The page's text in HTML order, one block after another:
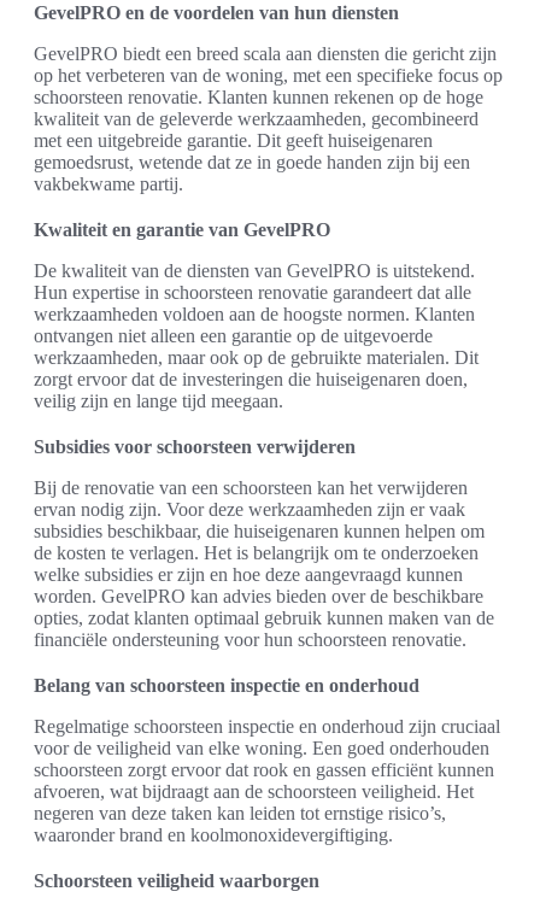
GevelPRO en de voordelen van hun diensten
GevelPRO biedt een breed scala aan diensten die gericht zijn
op het verbeteren van de woning, met een specifieke focus op
schoorsteen renovatie. Klanten kunnen rekenen op de hoge
kwaliteit van de geleverde werkzaamheden, gecombineerd
met een uitgebreide garantie. Dit geeft huiseigenaren
gemoedsrust, wetende dat ze in goede handen zijn bij een
vakbekwame partij.
Kwaliteit en garantie van GevelPRO
De kwaliteit van de diensten van GevelPRO is uitstekend.
Hun expertise in schoorsteen renovatie garandeert dat alle
werkzaamheden voldoen aan de hoogste normen. Klanten
ontvangen niet alleen een garantie op de uitgevoerde
werkzaamheden, maar ook op de gebruikte materialen. Dit
zorgt ervoor dat de investeringen die huiseigenaren doen,
veilig zijn en lange tijd meegaan.
Subsidies voor schoorsteen verwijderen
Bij de renovatie van een schoorsteen kan het verwijderen
ervan nodig zijn. Voor deze werkzaamheden zijn er vaak
subsidies beschikbaar, die huiseigenaren kunnen helpen om
de kosten te verlagen. Het is belangrijk om te onderzoeken
welke subsidies er zijn en hoe deze aangevraagd kunnen
worden. GevelPRO kan advies bieden over de beschikbare
opties, zodat klanten optimaal gebruik kunnen maken van de
financiële ondersteuning voor hun schoorsteen renovatie.
Belang van schoorsteen inspectie en onderhoud
Regelmatige schoorsteen inspectie en onderhoud zijn cruciaal
voor de veiligheid van elke woning. Een goed onderhouden
schoorsteen zorgt ervoor dat rook en gassen efficiënt kunnen
afvoeren, wat bijdraagt aan de schoorsteen veiligheid. Het
negeren van deze taken kan leiden tot ernstige risico’s,
waaronder brand en koolmonoxidevergiftiging.
Schoorsteen veiligheid waarborgen